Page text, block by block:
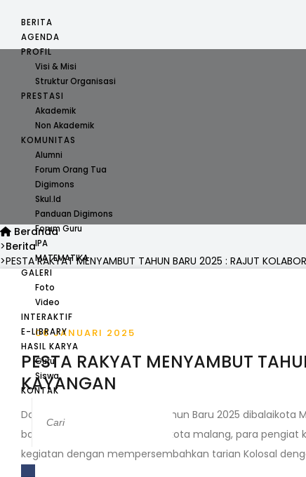
BERITA
AGENDA
PROFIL
Visi & Misi
Struktur Organisasi
PRESTASI
Akademik
Non Akademik
KOMUNITAS
Alumni
Forum Orang Tua
Digimons
Skul.id
Panduan Digimons
Forum Guru
IPA
MATEMATIKA
GALERI
Foto
Video
INTERAKTIF
E-LIBRARY
HASIL KARYA
Guru
Siswa
KONTAK
Beranda
Berita
PESTA RAKYAT MENYAMBUT TAHUN BARU 2025 : RAJUT
06 JANUARI 2025
PESTA RAKYAT MENYAMBUT
KAYANGAN
Dalam Rangka Menyambut Tahun Baru 2025 dibalaikota
baik dari kalangan Musisi lokal kota malang, para pengiat
kegiatan dengan mempersembahkan tarian Kolosal